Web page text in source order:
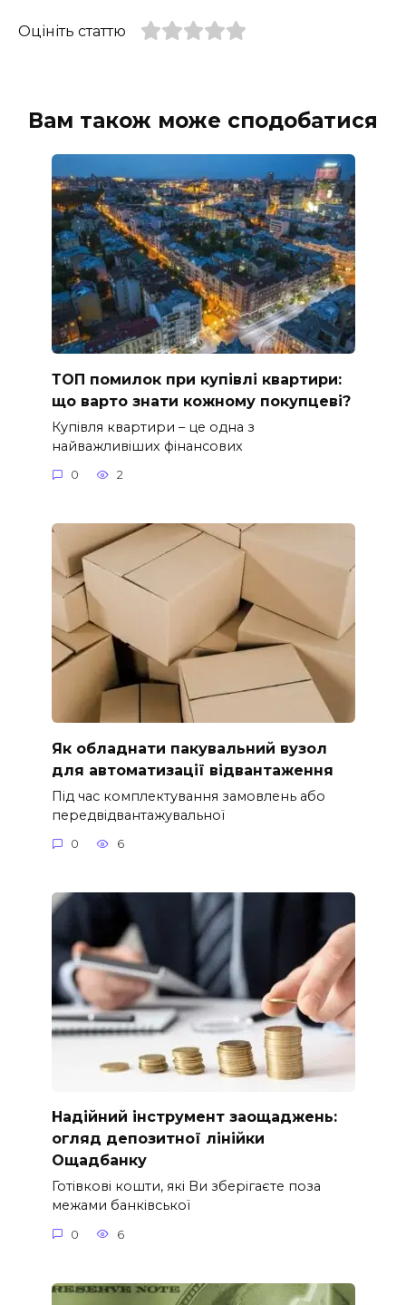
Оцініть статтю
Вам також може сподобатися
ТОП помилок при купівлі квартири:
що варто знати кожному покупцеві?
Купівля квартири – це одна з
найважливіших фінансових
0 2
Як обладнати пакувальний вузол
для автоматизації відвантаження
Під час комплектування замовлень або
передвідвантажувальної
0 6
Надійний інструмент заощаджень:
огляд депозитної лінійки
Ощадбанку
Готівкові кошти, які Ви зберігаєте поза
межами банківської
0 6